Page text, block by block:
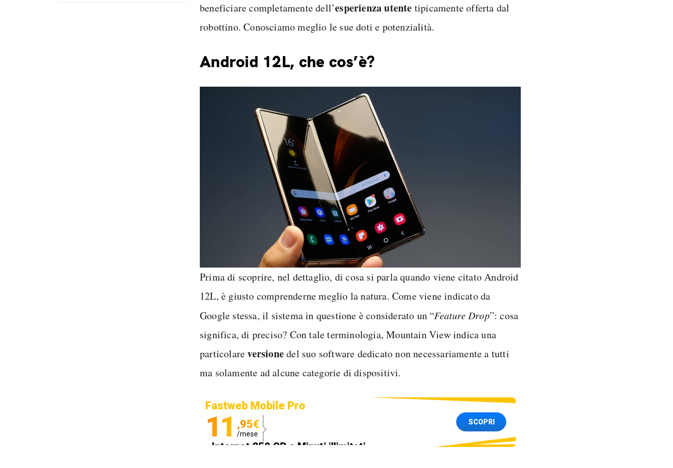
beneficiare completamente dell’esperienza utente tipicamente offerta dal
robottino. Conosciamo meglio le sue doti e potenzialità.
Android 12L, che cos’è?
Prima di scoprire, nel dettaglio, di cosa si parla quando viene citato Android
12L, è giusto comprenderne meglio la natura. Come viene indicato da
Google stessa, il sistema in questione è considerato un “Feature Drop”: cosa
significa, di preciso? Con tale terminologia, Mountain View indica una
particolareversionedel suo software dedicato non necessariamente a tutti
ma solamente ad alcune categorie di dispositivi.
Fastweb Mobile Pro
11 ,95€
/mese
Internet 250 GB e Minuti illimitati
SCOPRI